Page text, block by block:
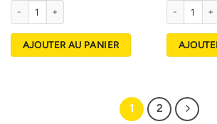
AJOUTER AU PANIER
1 2